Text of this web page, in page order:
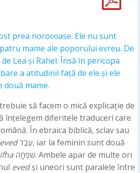
prea norocoase. Ele nu sunt
mame ale poporului evreu. De
Lea și Rahel. Însă în pericopa
a atitudinii față de ele și ele
două mame.
să facem o mică explicație de
înțelegem diferitele traduceri care
În ebraica biblică, sclav sau
evedעֶבֶד, iar la feminin sunt două
evedși uneori sunt paralele între